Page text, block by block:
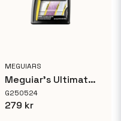
MEGUIARS
Meguiar’s Ultimate Iron Remover
G250524
279 kr